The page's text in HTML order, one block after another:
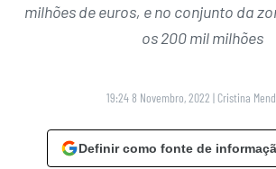
milhões de euros, e no conjunto da
os 200 mil milhões
19:24 8 Novembro, 2022 | Cristina
Definir como fonte de